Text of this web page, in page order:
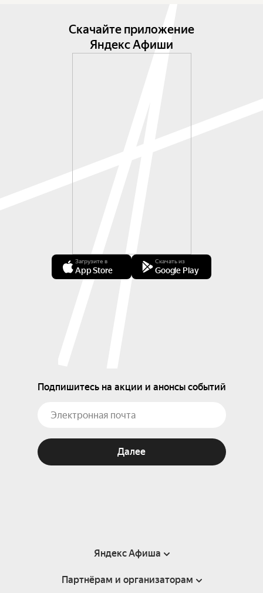
Скачайте приложение
Яндекс Афиши
Загрузите в
App Store
Скачать из
Google Play
Подпишитесь на акции и анонсы событий
Далее
Яндекс Афиша
Справка
Партнёрам и организаторам